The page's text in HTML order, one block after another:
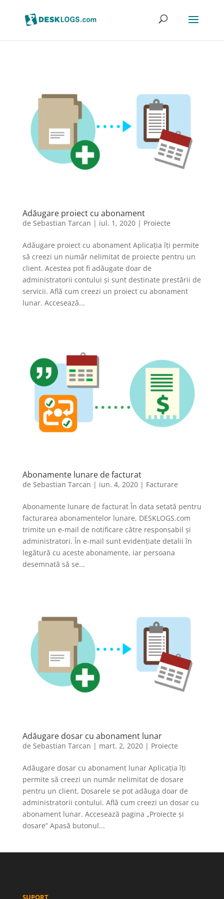
Adăugare proiect cu abonament
de Sebastian Tarcan | iul. 1, 2020| Proiecte
Adăugare proiect cu abonament Aplicația îți permite
să creezi un număr nelimitat de proiecte pentru un
client. Acestea pot fi adăugate doar de
administratorii contului și sunt destinate prestării de
servicii. Află cum creezi un proiect cu abonament
lunar. Accesează...
Abonamente lunare de facturat
de Sebastian Tarcan | iun. 4, 2020| Facturare
Abonamente lunare de facturat În data setată pentru
facturarea abonamentelor lunare, DESKLOGS.com
trimite un e-mail de notificare către responsabil și
administratori. În e-mail sunt evidențiate detalii în
legătură cu aceste abonamente, iar persoana
desemnată să se...
Adăugare dosar cu abonament lunar
de Sebastian Tarcan | mart. 2, 2020| Proiecte
Adăugare dosar cu abonament lunar Aplicația îți
permite să creezi un număr nelimitat de dosare
pentru un client. Dosarele se pot adăuga doar de
administratorii contului. Află cum creezi un dosar cu
abonament lunar. Accesează pagina „Proiecte și
dosare” Apasă butonul...
SUPORT